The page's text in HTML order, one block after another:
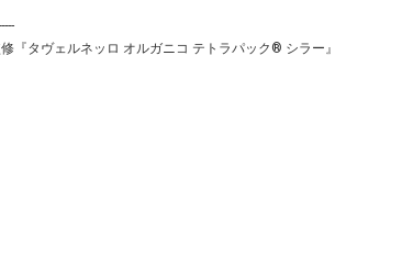
修『タヴェルネッロ オルガニコ テトラパック® シラー』